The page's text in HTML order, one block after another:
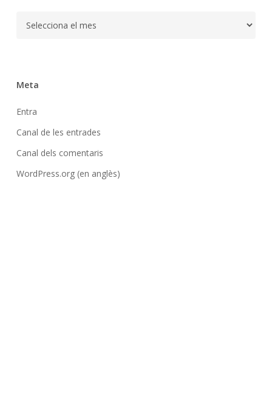
Meta
Entra
Canal de les entrades
Canal dels comentaris
WordPress.org (en anglès)